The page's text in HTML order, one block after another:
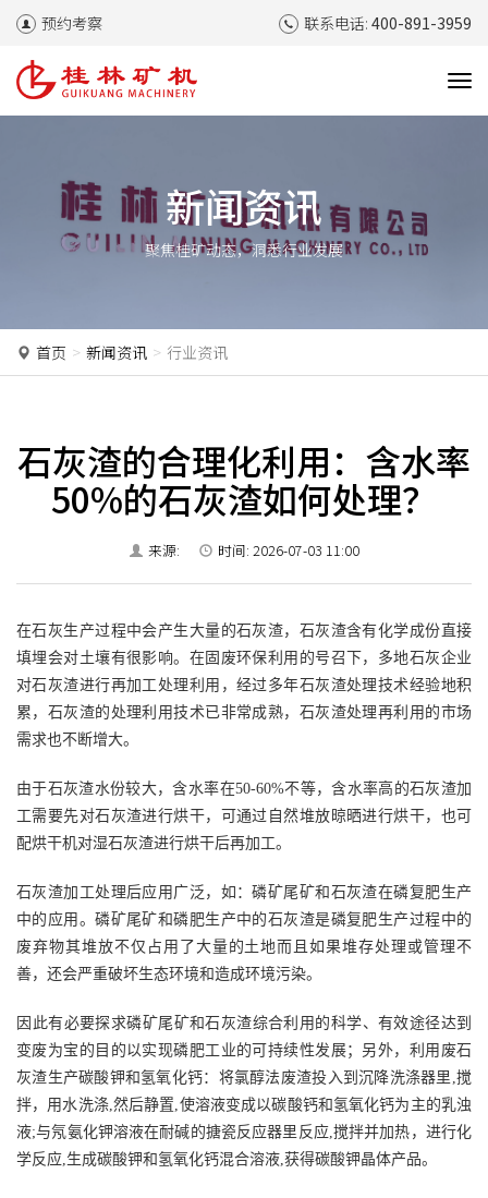
预约考察 联系电话: 400-891-3959
T
g
t
n
新闻资讯
聚焦桂矿动态，洞悉行业发展
首页 新闻资讯 行业资讯
石灰渣的合理化利用：含水率
50%的石灰渣如何处理？
来源: 时间: 2026-07-03 11:00
在石灰生产过程中会产生大量的石灰渣，石灰渣含有化学成份 直接
填埋会对土壤有很影响。在固废环保利用的号召下，多地石灰企业
对石灰渣进行再加工处理利用，经过多年石灰渣处理技术经验地积
累，石灰渣的处理利用技术已非常成熟，石灰渣处理再利用的市场
需求也不断增大。
由于石灰渣水份较大，含水率在50-60%不等，含水率高的石灰渣加
工需要先对石灰渣进行烘干，可通过自然堆放晾晒进行烘干，也可
配烘干机对湿石灰渣进行烘干后再加工。
石灰渣加工处理后应用广泛，如：磷矿尾矿和石灰渣在磷复肥生产
中的应用。磷矿尾矿和磷肥生产中的石灰渣是磷复肥生产过程中的
废弃物其堆放不仅占用了大量的土地而且如果堆存处理或管理不
善，还会严重破坏生态环境和造成环境污染。
‍因此有必要探求磷矿尾矿和石灰渣综合利用的科学、有效途径达到
变废为宝的目的以实现磷肥工业的可持续性发展；另外，利用废石
灰渣生产碳酸钾和氢氧化钙：将氯醇法废渣投入到沉降洗涤器里,搅
拌，用水洗涤,然后静置,使溶液变成以碳酸钙和氢氧化钙为主的乳浊
液;与氖氨化钾溶液在耐碱的搪瓷反应器里反应,搅拌并加热，进行化
学反应,生成碳酸钾和氢氧化钙混合溶液,获得碳酸钾晶体产品。